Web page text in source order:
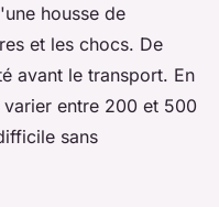
housse de
et les chocs. De
avant le transport. En
entre 200 et 500
sans